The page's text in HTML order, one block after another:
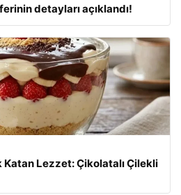
detayları açıklandı!
Katan Lezzet: Çikolatalı Çilekli